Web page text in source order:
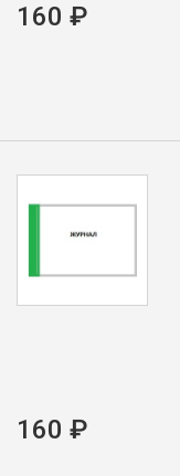
160 ₽
160 ₽